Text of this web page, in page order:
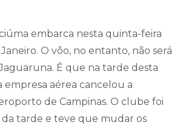
embarca nesta quinta-feira
O vôo, no entanto, não será
É que na tarde desta
empresa aérea cancelou a
de Campinas. O clube foi
tarde e teve que mudar os